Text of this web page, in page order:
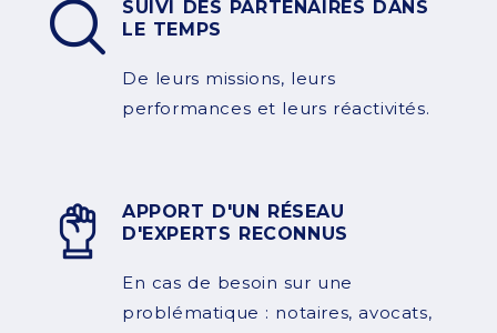
SUIVI DES PARTENAIRES DANS
LE TEMPS
De leurs missions, leurs
performances et leurs réactivités.
APPORT D'UN RÉSEAU
D'EXPERTS RECONNUS
En cas de besoin sur une
problématique : notaires, avocats,